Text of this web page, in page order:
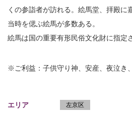
くの参詣者が訪れる。絵馬堂、拝殿に
当時を偲ぶ絵馬が多数ある。
絵馬は国の重要有形民俗文化財に指定
※ご利益：子供守り神、安産、夜泣き
エリア 左京区